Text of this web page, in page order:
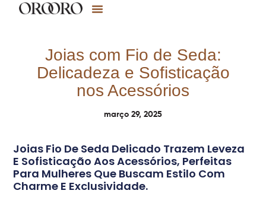
Joias com Fio de Seda:
Delicadeza e Sofisticação
nos Acessórios
março 29, 2025
Joias Fio De Seda Delicado Trazem Leveza
E Sofisticação Aos Acessórios, Perfeitas
Para Mulheres Que Buscam Estilo Com
Charme E Exclusividade.